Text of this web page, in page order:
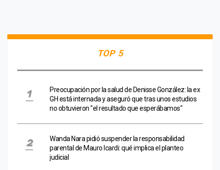
TOP 5
Preocupación por la salud de Denisse González: la ex
GH está internada y aseguró que tras unos estudios
no obtuvieron "el resultado que esperábamos"
Wanda Nara pidió suspender la responsabilidad
parental de Mauro Icardi: qué implica el planteo
judicial